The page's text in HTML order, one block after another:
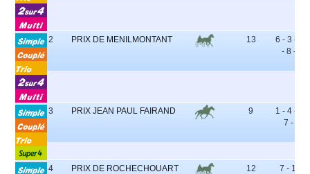
2 PRIX DE MENILMONTANT 13
6 - 3 - 10
- 8 - 7
3 PRIX JEAN PAUL FAIRAND 9
1 - 4 - 5 -
7 - 6
4 PRIX DE ROCHECHOUART 12
7 - 11 -